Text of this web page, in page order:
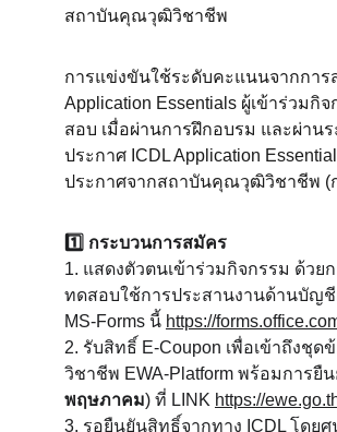
สถาบันคุณวุฒิวิชาชีพ
การแข่งขันใช้ระดับคะแนนจากกา
Application Essentials ผู้เข้าร่วมกิ
สอบ เมื่อผ่านการฝึกอบรม และผ่า
ประกาศ ICDL Application
ประกาศจากสถาบันคุณวุฒิวิชาชีพ (
1️⃣ กระบวนการสมัคร
1. แสดงตัวตนเข้าร่วมกิจกรรม ด้ว
ทดสอบใช้การประสานงานด้านบัญชี
MS-Forms นี้ https://
2. รับสิทธิ์ E-Coupon เพื่อเข้าถึง
วิชาชีพ EWA-Platform พร้อมการยื
พฤษภาคม) ที่ LINK https://
3. รอยืนยันสิทธิ์จากทาง ICDL โดย